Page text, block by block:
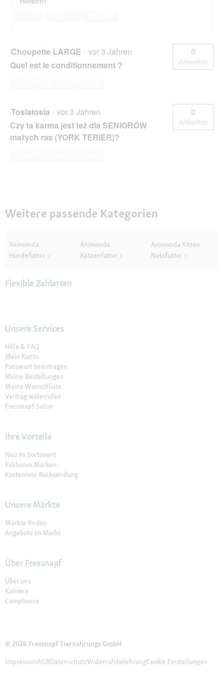
Choupette LARGE · vor 3 Jahren
Quel est le conditionnement ?
0
Antworten
Tosiatosia · vor 3 Jahren
Czy ta karma jest też dla SENIORÓW
małych ras (YORK TERIER)?
0
Antworten
Weitere passende Kategorien
Animonda
Hundefutter
Animonda
Katzenfutter
Animonda Kitten
Nassfutter
Flexible Zahlarten
Unsere Services
Hilfe & FAQ
Mein Konto
Passwort beantragen
Meine Bestellungen
Meine Wunschliste
Vertrag widerrufen
Fressnapf Salon
Ihre Vorteile
Neu im Sortiment
Exklusive Marken
Kostenlose Rücksendung
Unsere Märkte
Märkte finden
Angebote im Markt
Über Fressnapf
Über uns
Karriere
Compliance
© 2026 Fressnapf Tiernahrungs GmbH
ImpressumAGBDatenschutzWiderrufsbelehrungCookie Einstellungen